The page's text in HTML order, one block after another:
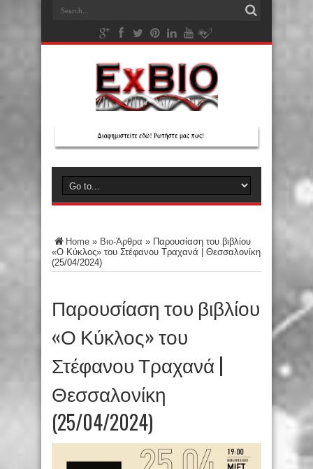
Home » Βιο-Άρθρα » Παρουσίαση του βιβλίου
«Ο Κύκλος» του Στέφανου Τραχανά | Θεσσαλονίκη
(25/04/2024)
Παρουσίαση του βιβλίου
«Ο Κύκλος» του
Στέφανου Τραχανά |
Θεσσαλονίκη
(25/04/2024)